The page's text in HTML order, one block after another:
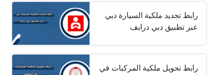
رابط تجديد ملكية السيارة دبي
عبر تطبيق دبي درايف
رابط تحويل ملكية المركبات في